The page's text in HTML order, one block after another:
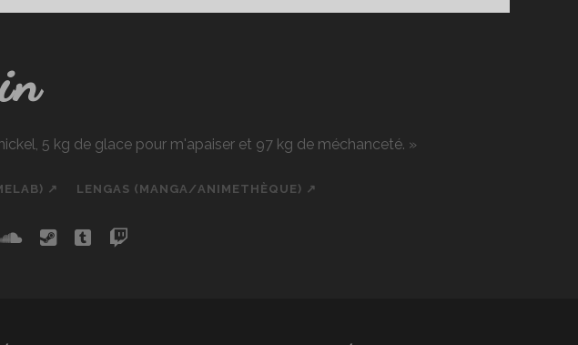
5 kg de glace pour m'apaiser et 97 kg de méchanceté. »
↗ LENGAS (MANGA/ANIMETHÈQUE) ↗
soundcloud
steamtumblrtwitch